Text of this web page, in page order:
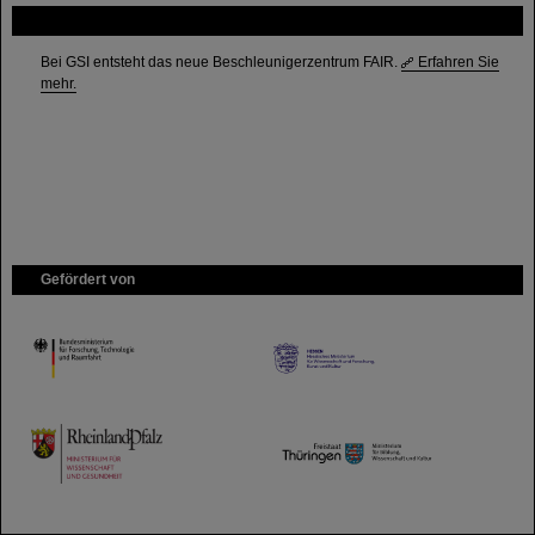
Bei GSI entsteht das neue Beschleunigerzentrum FAIR.
Erfahren Sie
mehr.
Gefördert von
HMWK
TMWWDG